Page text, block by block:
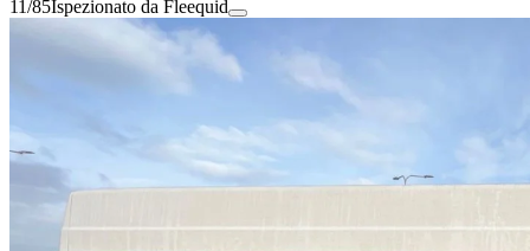
11/85Ispezionato da Fleequid